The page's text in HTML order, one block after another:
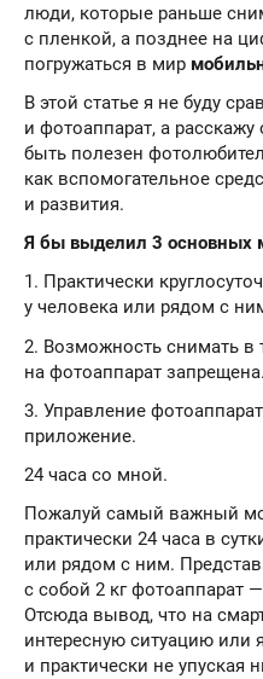
люди, которые раньше
с пленкой, а позднее на
погружаться в мир
В этой статье я не буду
и фотоаппарат, а
быть полезен
как вспомогательное
и развития.
Я бы выделил 3 основных
1. Практически
у человека или рядом с
2. Возможность снимать в
на фотоаппарат запрещена.
3. Управление
приложение.
24 часа со мной.
Пожалуй самый важный
практически 24 часа в
или рядом с ним.
с собой 2 кг фотоаппарат
Отсюда вывод, что на
интересную ситуацию или
и практически не упуская